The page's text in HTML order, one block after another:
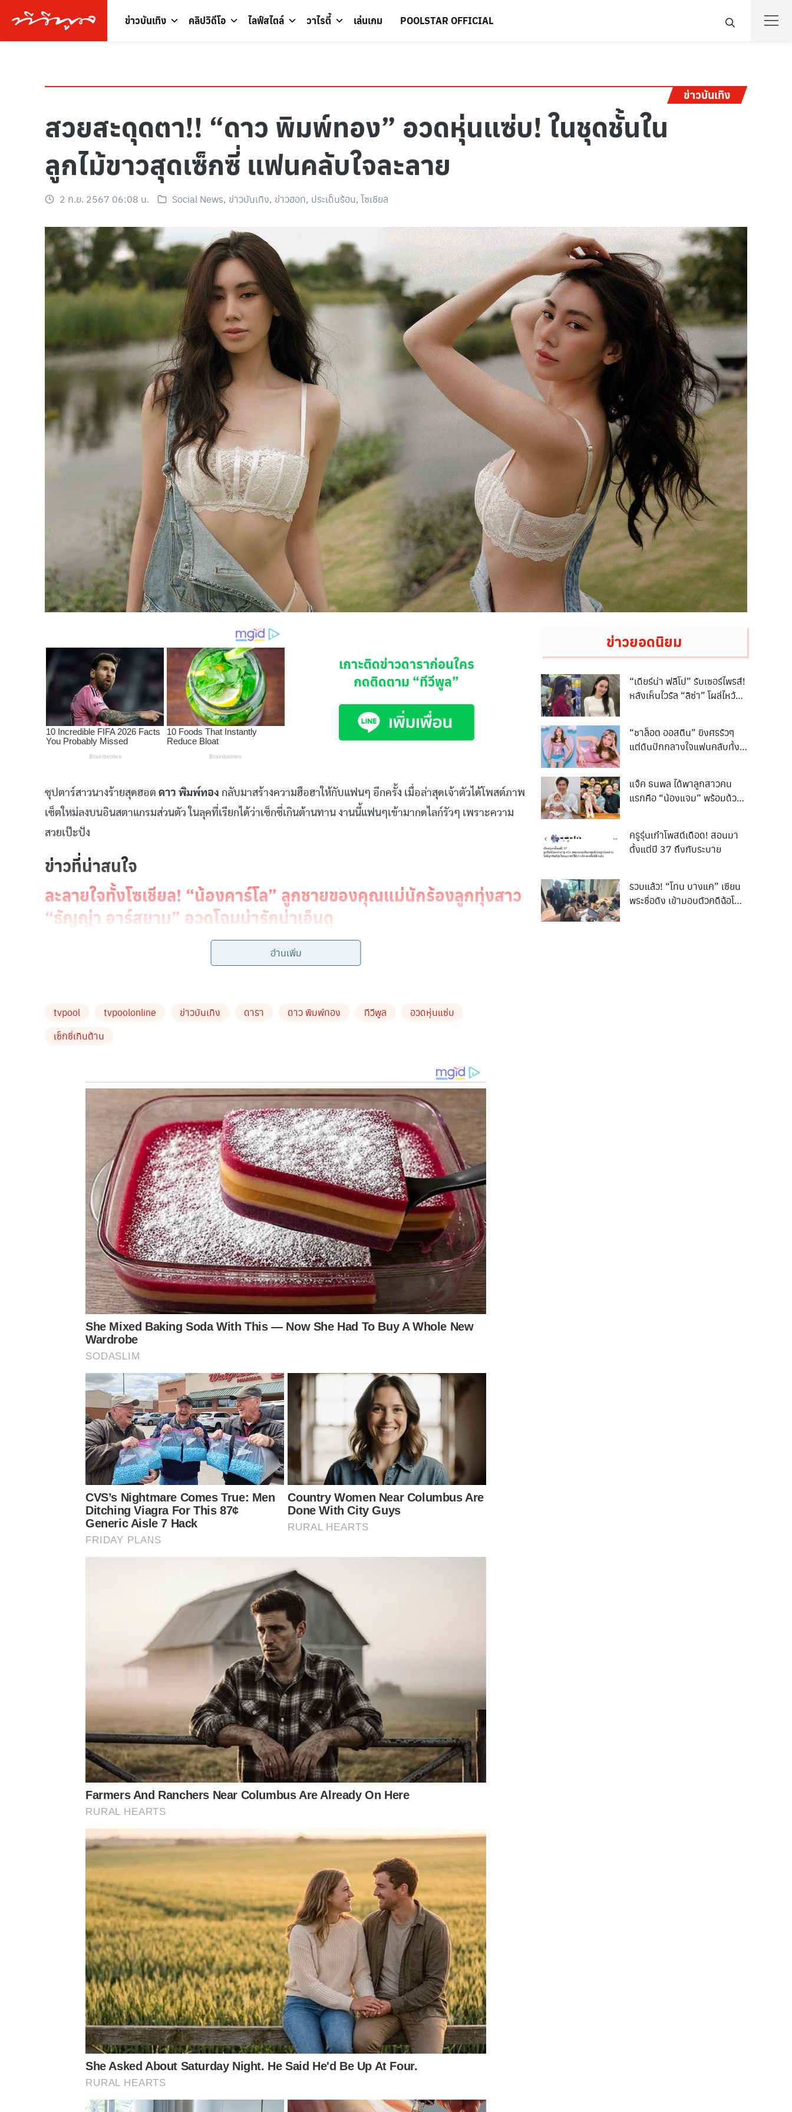
ข่าวบันเทิง คลิปวิดีโอ ไลฟ์สไตล์ วาไรตี้ เล่นเกม POOLSTAR OFFICIAL
ข่าวบันเทิง
สวยสะดุดตา!! “ดาว พิมพ์ทอง” อวดหุ่นแซ่บ! ในชุดชั้นใน
ลูกไม้ขาวสุดเซ็กซี่ แฟนคลับใจละลาย
2 ก.ย. 2567 06:08 น. Social News, ข่าวบันเทิง, ข่าวฮอท, ประเด็นร้อน, โซเชียล
เกาะติดข่าวดาราก่อนใคร
กดติดตาม “ทีวีพูล”
ซุปตาร์สาวนางร้ายสุดฮอต ดาว พิมพ์ทอง กลับมาสร้างความฮือฮาให้กับแฟนๆ อีกครั้ง เมื่อล่าสุดเจ้าตัวได้โพสต์ภาพ
เซ็ตใหม่ลงบนอินสตาแกรมส่วนตัว ในลุคที่เรียกได้ว่าเซ็กซี่เกินต้านทาน งานนี้แฟนๆเข้ามากดไลก์รัวๆ เพราะความ
สวยเป๊ะปัง
ข่าวที่น่าสนใจ
ละลายใจทั้งโซเชียล! “น้องคาร์โล” ลูกชายของคุณแม่นักร้องลูกทุ่งสาว
“ธัญญ่า อาร์สยาม” อวดโฉมน่ารักน่าเอ็นดู
เพจดัง โพสต์ แม่แฮปปี้ หนูก็ดีใจ 47 ยังแจ๋วววว แต่..เทอลืมไปรึเปล่า??
โดยดาว พิมพ์ทองมาในชุดชั้นในลูกไม้สีขาวโชว์ผิวขาวเนียนละเอียด อวดหุ่นเป๊ะปัง พร้อมสวมทับด้วยเอี๊ยมยีนส์สุด
คูล ทำให้ภาพรวมออกมาดูเซ็กซี่แต่ก็ยังคงความเป็นแฟชั่นนิสต้า
ไม่เพียงเท่านั้น ดาว พิมพ์ทองยังได้โพสท่าสวยๆ อวดองศาความเซ็กซี่แบบจัดเต็ม ทำเอาแฟนๆ ต่างเข้ามากดไลก์
และคอมเมนต์กันอย่างล้นหลาม ชื่นชมในความสวยงามและความมั่นใจของเธอ โดยเฉพาะอย่างยิ่งกับหน้าอกหน้าใจ
ที่ดูสมส่วนและผิวขาวเนียนละเอียดราวกับไข่มุก ทำเอาหลายคนถึงกับใจละลาย
“สวยมากค่ะพี่ดาว หุ่นดีมาก!”
“ชุดนี้ปังมากเลยค่ะ เซ็กซี่เกินต้าน”
“ผิวขาวเนียนมาก น่าอิจฉาจัง”
“สวยน่ารักสดใสจริงๆ”
“สวยยยยยจริงด้วย เห็นด้วย 100%”
อ่านเพิ่ม
tvpool tvpoolonline ข่าวบันเทิง ดารา ดาว พิมพ์ทอง ทีวีพูล
อวดหุ่นแซ่บ
เซ็กซี่เกินต้าน
She Mixed Baking Soda With This — Now She Had To Buy A Whole New
Wardrobe
SODASLIM
CVS’s Nightmare Comes True: Men
Ditching Viagra For This 87¢
Generic Aisle 7 Hack
FRIDAY PLANS
Country Women Near Columbus Are
Done With City Guys
RURAL HEARTS
Farmers And Ranchers Near Columbus Are Already On Here
RURAL HEARTS
She Asked About Saturday Night. He Said He'd Be Up At Four.
RURAL HEARTS
ข่าวยอดนิยม
“เดียร์น่า ฟลีโป” รับเซอร์ไพรส์!
หลังเห็นไวรัล “ลิซ่า” โผล่ไหว้
“ชาล็อต ออสติน” ยิงศรรัวๆ
แต่ดันปักกลางใจแฟนคลับทั้ง
แจ๊ค ธนพล ได้พาลูกสาวคน
แรกคือ “น้องแจม” พร้อมด้วย
เอก” เอกชัย ศรีวิชัย
ครูรุ่นเก๋าโพสต์เดือด! สอนมา
ตั้งแต่ปี 37 ถึงกับระบาย
รวบแล้ว! “โทน บางแค” เซียน
พระชื่อดัง เข้ามอบตัวคดีฉ้อโกง